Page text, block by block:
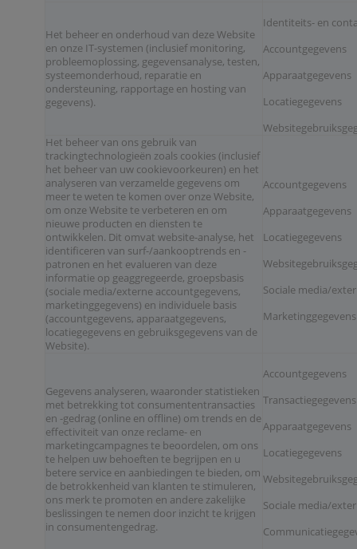
Het beheer en onderhoud van deze Website
en onze IT-systemen (inclusief monitoring,
probleemoplossing, gegevensanalyse, testen,
systeemonderhoud, reparatie en
ondersteuning, rapportage en hosting van
gegevens).
Identiteits- en
Accountgegevens
Apparaatgegevens
Locatiegegevens
Het beheer van ons gebruik van
trackingtechnologieën zoals cookies (inclusief
het beheer van uw cookievoorkeuren) en het
analyseren van verzamelde gegevens om
meer te weten te komen over onze Website,
om onze Website te verbeteren en om
nieuwe producten en diensten te
ontwikkelen. Dit omvat website-analyse, het
identificeren van surf-/aankooptrends en -
patronen en het evalueren van deze
informatie op geaggregeerde, groepsbasis
(sociale media/externe accountgegevens,
marketinggegevens) en individuele basis
(accountgegevens, apparaatgegevens,
locatiegegevens en gebruiksgegevens van de
Website).
Accountgegevens
Apparaatgegevens
Locatiegegevens
Sociale media/
Marketinggegevens
Gegevens analyseren, waaronder statistieken
met betrekking tot consumententransacties
en -gedrag (online en offline) om trends en de
effectiviteit van onze reclame- en
marketingcampagnes te beoordelen, om ons
te helpen uw behoeften te begrijpen en u
betere service en aanbiedingen te bieden, om
de betrokkenheid van klanten te stimuleren,
ons merk te promoten en andere zakelijke
beslissingen te nemen door inzicht te krijgen
in consumentengedrag.
Accountgegevens
Transactiegegevens
Apparaatgegevens
Locatiegegevens
Sociale media/